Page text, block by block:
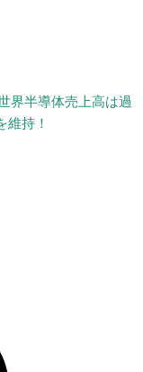
界半導体売上高は過
維持！